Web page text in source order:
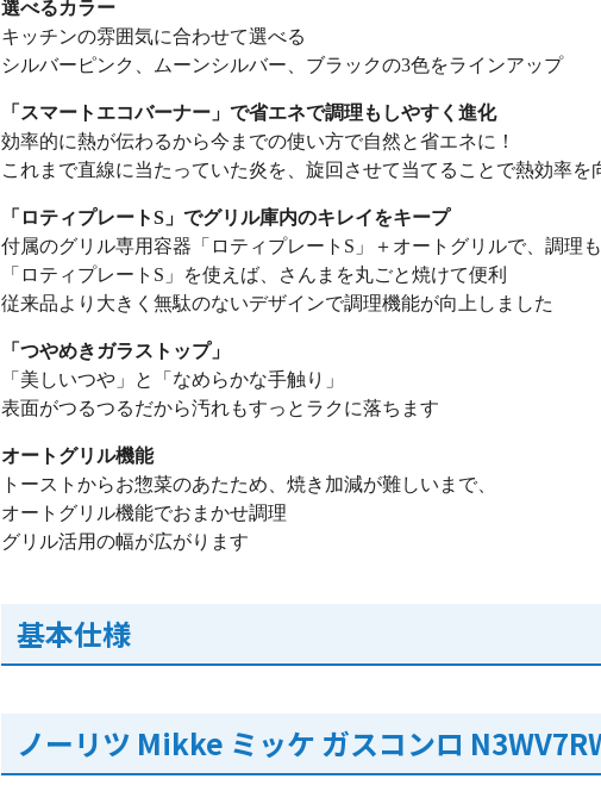
選べるカラー
キッチンの雰囲気に合わせて選べる
シルバーピンク、ムーンシルバー、ブラックの3色をラインアップ
「スマートエコバーナー」で省エネで調理もしやすく進化
効率的に熱が伝わるから今までの使い方で自然と省エネに！
これまで直線に当たっていた炎を、旋回させて当てることで熱効率を
「ロティプレートS」でグリル庫内のキレイをキープ
付属のグリル専用容器「ロティプレートS」＋オートグリルで、調理
「ロティプレートS」を使えば、さんまを丸ごと焼けて便利
従来品より大きく無駄のないデザインで調理機能が向上しました
「つやめきガラストップ」
「美しいつや」と「なめらかな手触り」
表面がつるつるだから汚れもすっとラクに落ちます
オートグリル機能
トーストからお惣菜のあたため、焼き加減が難しいまで、
オートグリル機能でおまかせ調理
グリル活用の幅が広がります
基本仕様
ノーリツ Mikke ミッケ ガスコンロ